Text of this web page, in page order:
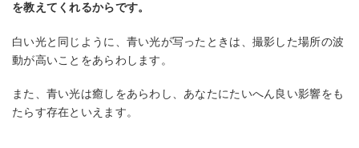
を教えてくれるからです。
白い光と同じように、青い光が写ったときは、撮影した場所の波
動が高いことをあらわします。
また、青い光は癒しをあらわし、あなたにたいへん良い影響をも
たらす存在といえます。